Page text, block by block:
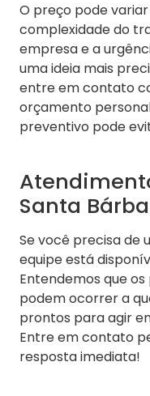
O preço pode
complexidade do
empresa e a
uma ideia mais
entre em contato
orçamento
preventivo pode
Santa
Se você precisa de
equipe está
Entendemos que
podem ocorrer a
prontos para agir
Entre em contato
resposta imediata!